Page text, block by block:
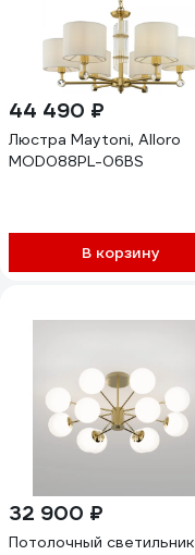
44 490 ₽
Люстра Maytoni, Alloro
MOD088PL-06BS
В корзину
32 900 ₽
Потолочный светильник